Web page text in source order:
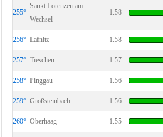
255°
Sankt Lorenzen am
Wechsel
1.58
256° Lafnitz 1.58
257° Tieschen 1.57
258° Pinggau 1.56
259° Großsteinbach 1.56
260° Oberhaag 1.55